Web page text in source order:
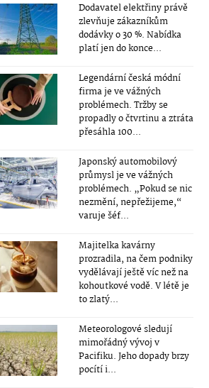
Dodavatel elektřiny právě
zlevňuje zákazníkům
dodávky o 30 %. Nabídka
platí jen do konce...
Legendární česká módní
firma je ve vážných
problémech. Tržby se
propadly o čtvrtinu a ztráta
přesáhla 100...
Japonský automobilový
průmysl je ve vážných
problémech. „Pokud se nic
nezmění, nepřežijeme,“
varuje šéf...
Majitelka kavárny
prozradila, na čem podniky
vydělávají ještě víc než na
kohoutkové vodě. V létě je
to zlatý...
Meteorologové sledují
mimořádný vývoj v
Pacifiku. Jeho dopady brzy
pocítí i...